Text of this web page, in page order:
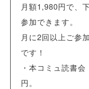
月額1,980円で、
参加できます。
月に2回以上ご参
です！
・本コミュ読書
円。